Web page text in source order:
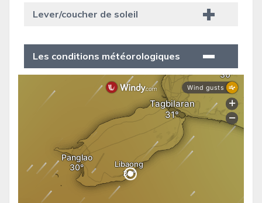
Lever/coucher de soleil
Les conditions météorologiques